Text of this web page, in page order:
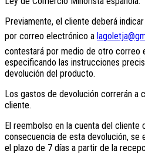
Previamente, el cliente deberá
por correo electrónico a
contestará por medio de otro correo
especificando las instrucciones
devolución del producto.
Los gastos de devolución correrán a
cliente.
El reembolso en la cuenta del cliente
consecuencia de esta devolución, se
el plazo de 7 días a partir de la